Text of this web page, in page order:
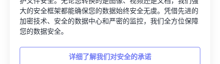
大的安全框架都能确保您的数据始终安全无虞。凭借先进的
加密技术、安全的数据中心和严密的监控，我们全方位保障
您的数据安全。
详细了解我们对安全的承诺